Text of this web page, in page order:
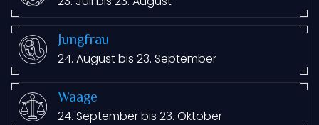
Jungfrau
24. August bis 23. September
Waage
24. September bis 23. Oktober